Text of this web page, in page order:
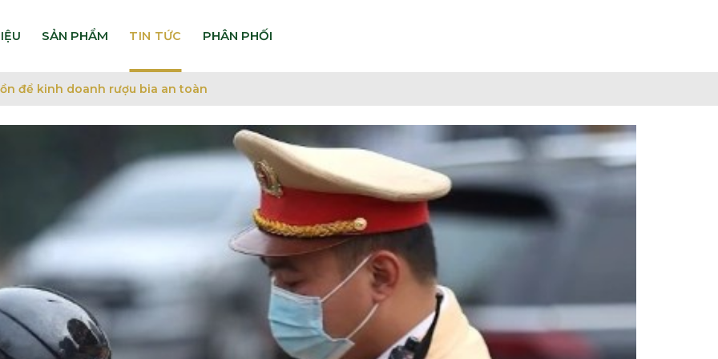
TIN TỨC
để kinh doanh rượu bia an toàn